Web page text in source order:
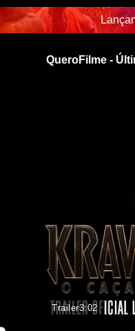
QueroFilme -
Trailer3:02